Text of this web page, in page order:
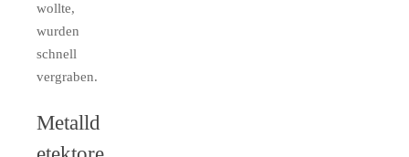
wollte,
wurden
schnell
vergraben.
Metalld